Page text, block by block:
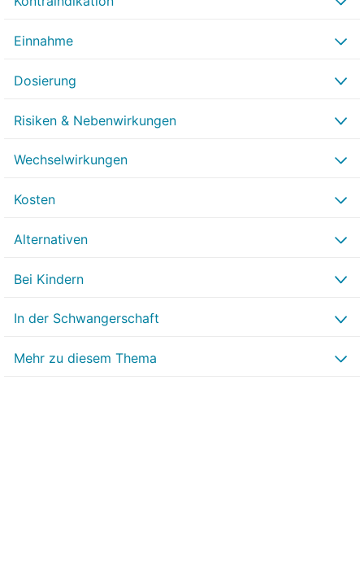
Einnahme
Dosierung
Risiken & Nebenwirkungen
Wechselwirkungen
Kosten
Alternativen
Bei Kindern
In der Schwangerschaft
Mehr zu diesem Thema